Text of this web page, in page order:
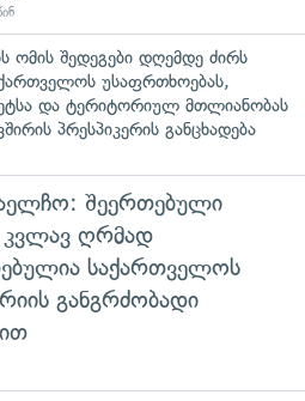
ომის შედეგები დღემდე ძირს
უსაფრთხოებას,
და ტერიტორიულ მთლიანობას
პრესპიკერის განცხადება
შეერთებული
კვლავ ღრმად
საქართველოს
განგრძობადი